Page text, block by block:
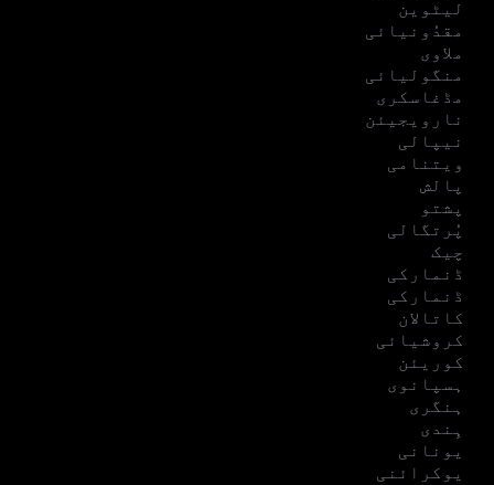
لیٹوین
مقدُونیائی
ملاوی
منگولیائی
مڈغاسکری
نارویجیئن
نیپالی
ویتنامی
پالش
پشتو
پُرتگالی
چیک
ڈنمارکی
ڈنمارکی
کاتالان
کروشیائی
کوریئن
ہسپانوی
ہنگری
ہِندی
یونانی
یوکرائنی